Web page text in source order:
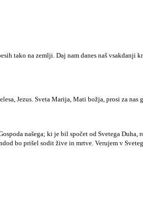
tako na zemlji. Daj nam danes naš
Jezus. Sveta Marija, Mati božja, prosi za nas
našega; ki je bil spočet od Svetega
bo prišel sodit žive in mrtve. Verujem v